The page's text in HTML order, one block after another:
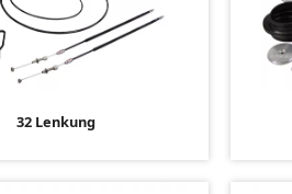
32 Lenkung